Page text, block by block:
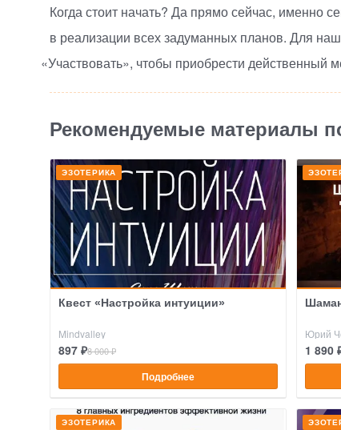
Когда стоит начать? Да прямо сейчас, именно
в реализации всех задуманных планов. Для
«Участвовать», чтобы приобрести действенный
Рекомендуемые материалы
ЭЗОТЕРИКА
Квест «Настройка интуиции»
Mindvalley
897 ₽8 000 ₽
Подробнее
Юрий
1 890
ЭЗОТЕРИКА